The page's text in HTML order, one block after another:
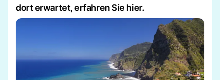
dort erwartet, erfahren Sie hier.